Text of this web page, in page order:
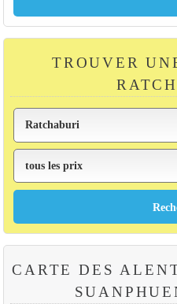
TROUVER
CARTE DES